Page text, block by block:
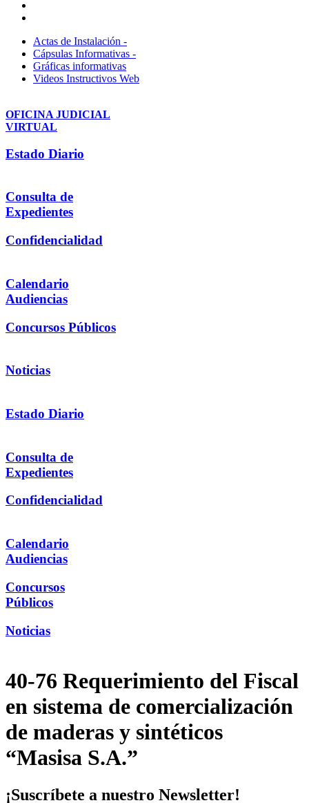
Actas de Instalación -
Cápsulas Informativas -
Gráficas informativas
Videos Instructivos Web
OFICINA JUDICIAL
VIRTUAL
Estado Diario
Consulta de
Expedientes
Confidencialidad
Calendario
Audiencias
Concursos Públicos
Noticias
Estado Diario
Consulta de
Expedientes
Confidencialidad
Calendario
Audiencias
Concursos
Públicos
Noticias
40-76 Requerimiento del Fiscal
en sistema de comercialización
de maderas y sintéticos
“Masisa S.A.”
¡Suscríbete a nuestro Newsletter!